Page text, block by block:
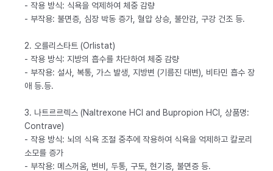
- 작용 방식: 식욕을 억제하여 체중 감량
- 부작용: 불면증, 심장 박동 증가, 혈압 상승, 불안감, 구강 건조 등.
2. 오를리스타트 (Orlistat)
- 작용 방식: 지방의 흡수를 차단하여 체중 감량
- 부작용: 설사, 복통, 가스 발생, 지방변 (기름진 대변), 비타민 흡수 장
애 등.등.
3. 나트르르렉스 (Naltrexone HCl and Bupropion HCl, 상품명:
Contrave)
- 작용 방식: 뇌의 식욕 조절 중추에 작용하여 식욕을 억제하고 칼로리
소모를 증가
- 부작용: 메스꺼움, 변비, 두통, 구토, 현기증, 불면증 등.